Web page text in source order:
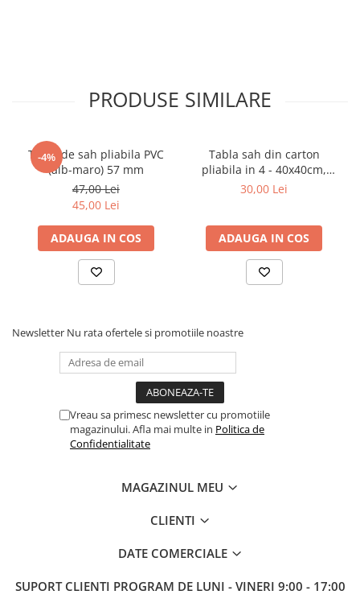
Step 3
Step 6
Tabla De Demonstratie
PRODUSE SIMILARE
-4%
Tabla de sah pliabila PVC
(alb-maro) 57 mm
47,00 Lei
45,00 Lei
ADAUGA IN COS
Tabla sah din carton
pliabila in 4 - 40x40cm,
45mm
30,00 Lei
ADAUGA IN COS
Newsletter Nu rata ofertele si promotiile noastre
Vreau sa primesc newsletter cu promotiile
magazinului. Afla mai multe in Politica de
Confidentialitate
MAGAZINUL MEU
CLIENTI
DATE COMERCIALE
SUPORT CLIENTI PROGRAM DE LUNI - VINERI 9:00 - 17:00